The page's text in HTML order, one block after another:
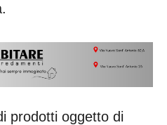
prodotti oggetto di